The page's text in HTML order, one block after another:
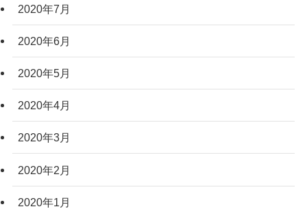
2020年7月
2020年6月
2020年5月
2020年4月
2020年3月
2020年2月
2020年1月